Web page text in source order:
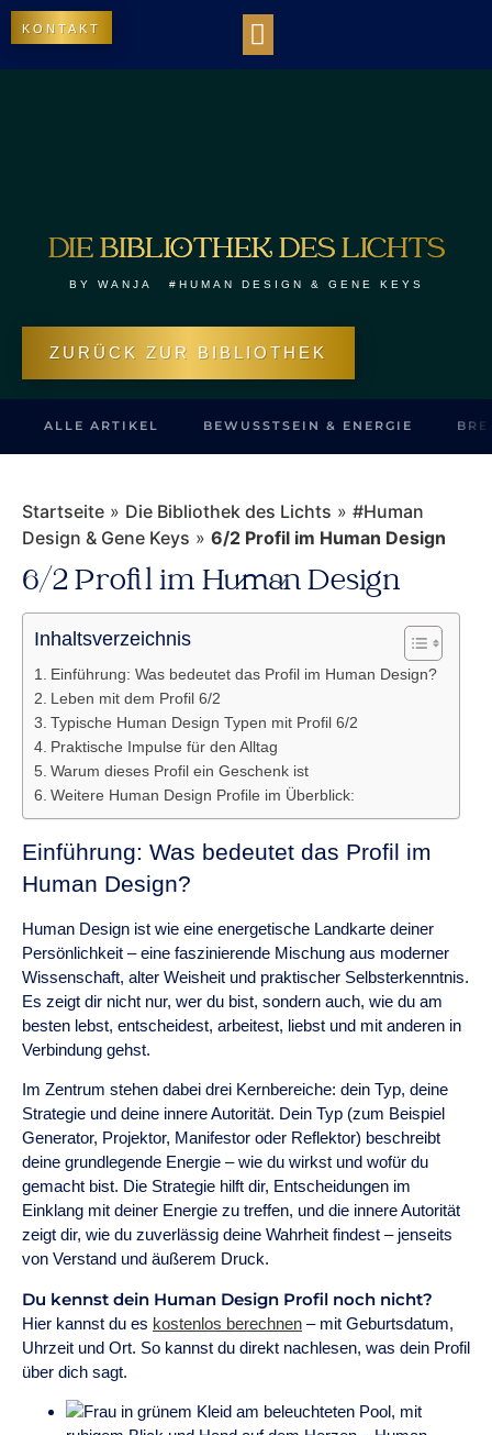
KONTAKT
DIE BIBLIOTHEK DES LICHTS
BY WANJA #HUMAN DESIGN & GENE KEYS
ZURÜCK ZUR BIBLIOTHEK
ALLE ARTIKEL BEWUSSTSEIN & ENERGIE
Startseite » Die Bibliothek des Lichts » #Human
Design & Gene Keys » 6/2 Profil im Human Design
6/2 Profil im Human Design
Inhaltsverzeichnis
Einführung: Was bedeutet das Profil im Human Design?
Leben mit dem Profil 6/2
Typische Human Design Typen mit Profil 6/2
Praktische Impulse für den Alltag
Warum dieses Profil ein Geschenk ist
Weitere Human Design Profile im Überblick:
Einführung: Was bedeutet das Profil im
Human Design?
Human Design ist wie eine energetische Landkarte deiner
Persönlichkeit – eine faszinierende Mischung aus moderner
Wissenschaft, alter Weisheit und praktischer Selbsterkenntnis.
Es zeigt dir nicht nur, wer du bist, sondern auch, wie du am
besten lebst, entscheidest, arbeitest, liebst und mit anderen in
Verbindung gehst.
Im Zentrum stehen dabei drei Kernbereiche: dein Typ, deine
Strategie und deine innere Autorität. Dein Typ (zum Beispiel
Generator, Projektor, Manifestor oder Reflektor) beschreibt
deine grundlegende Energie – wie du wirkst und wofür du
gemacht bist. Die Strategie hilft dir, Entscheidungen im
Einklang mit deiner Energie zu treffen, und die innere Autorität
zeigt dir, wie du zuverlässig deine Wahrheit findest – jenseits
von Verstand und äußerem Druck.
Du kennst dein Human Design Profil noch nicht?
Hier kannst du es kostenlos berechnen – mit Geburtsdatum,
Uhrzeit und Ort. So kannst du direkt nachlesen, was dein Profil
über dich sagt.